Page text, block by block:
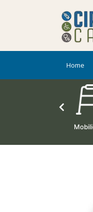
Home